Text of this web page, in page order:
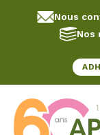
Aller au contenu
Nous
Nos
Panneau de